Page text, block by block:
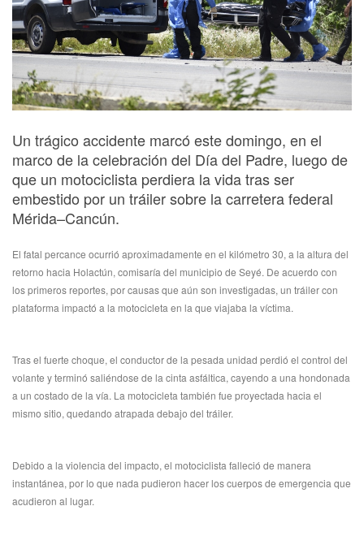
Un trágico accidente marcó este domingo, en el
marco de la celebración del Día del Padre, luego de
que un motociclista perdiera la vida tras ser
embestido por un tráiler sobre la carretera federal
Mérida–Cancún.
El fatal percance ocurrió aproximadamente en el kilómetro 30, a la altura del
retorno hacia Holactún, comisaría del municipio de Seyé. De acuerdo con
los primeros reportes, por causas que aún son investigadas, un tráiler con
plataforma impactó a la motocicleta en la que viajaba la víctima.
Tras el fuerte choque, el conductor de la pesada unidad perdió el control del
volante y terminó saliéndose de la cinta asfáltica, cayendo a una hondonada
a un costado de la vía. La motocicleta también fue proyectada hacia el
mismo sitio, quedando atrapada debajo del tráiler.
Debido a la violencia del impacto, el motociclista falleció de manera
instantánea, por lo que nada pudieron hacer los cuerpos de emergencia que
acudieron al lugar.